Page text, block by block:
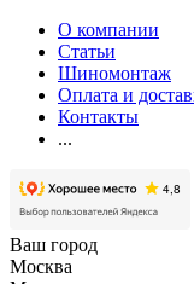
О компании
Статьи
Шиномонтаж
Оплата и
Контакты
...
Ваш город
Москва